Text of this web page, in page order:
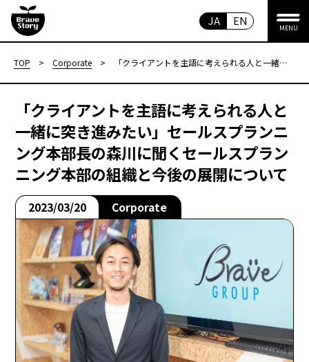
EN
JA
MENU
TOP > Corporate >
「クライアントを主語に考えられる人と一緒
長の森川に聞くセールスプランニング本部の
「クライアントを主語に考えられる人と
一緒に突き進みたい」セールスプランニ
ング本部長の森川に聞くセールスプラン
ニング本部の組織と今後の展開について
2023/03/20 Corporate